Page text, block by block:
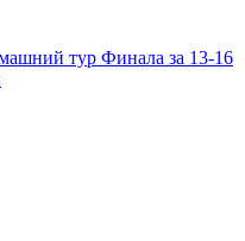
тур Финала за 13-16